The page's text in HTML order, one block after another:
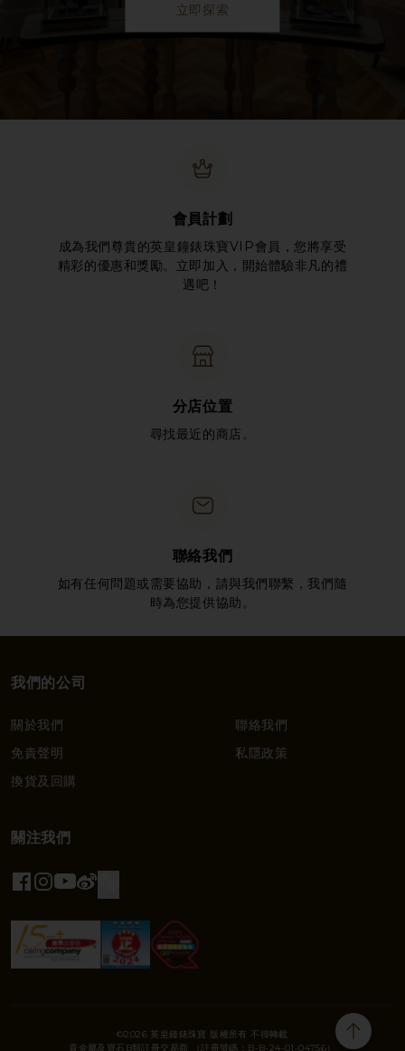
立即探索
會員計劃
成為我們尊貴的英皇鐘錶珠寶VIP會員，您將享受
精彩的優惠和獎勵。立即加入，開始體驗非凡的禮
遇吧！
分店位置
尋找最近的商店。
聯絡我們
如有任何問題或需要協助，請與我們聯繫，我們隨
時為您提供協助。
我們的公司
關於我們
聯絡我們
免責聲明
私隱政策
換貨及回購
關注我們
©2026 英皇鐘錶珠寶 版權所有 不得轉載
貴金屬及寶石B類註冊交易商 （註冊號碼：B-B-24-01-04756）